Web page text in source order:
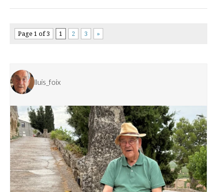
Page 1 of 3 1 2 3 »
lluis_foix